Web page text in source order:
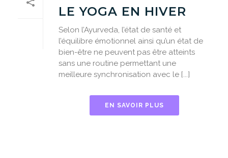
LE YOGA EN HIVER
Selon l’Ayurveda, l’état de santé et
l’équilibre émotionnel ainsi qu’un état de
bien-être ne peuvent pas être atteints
sans une routine permettant une
meilleure synchronisation avec le [...]
EN SAVOIR PLUS